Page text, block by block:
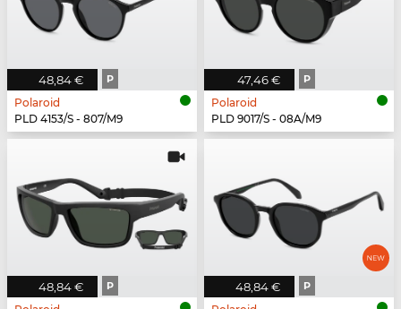
48,84 € P
Polaroid
PLD 4153/S - 807/M9
47,46 € P
Polaroid
PLD 9017/S - 08A/M9
48,84 € P 48,84 € P